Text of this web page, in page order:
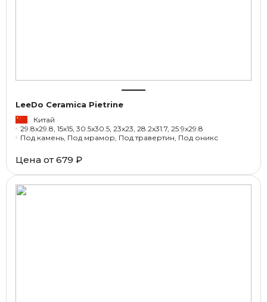
LeeDo Ceramica Pietrine
Китай
29.8x29.8, 15x15, 30.5x30.5, 23x23, 28.2x31.7, 25.9x29.8
Под камень, Под мрамор, Под травертин, Под оникс
Цена от 679 ₽